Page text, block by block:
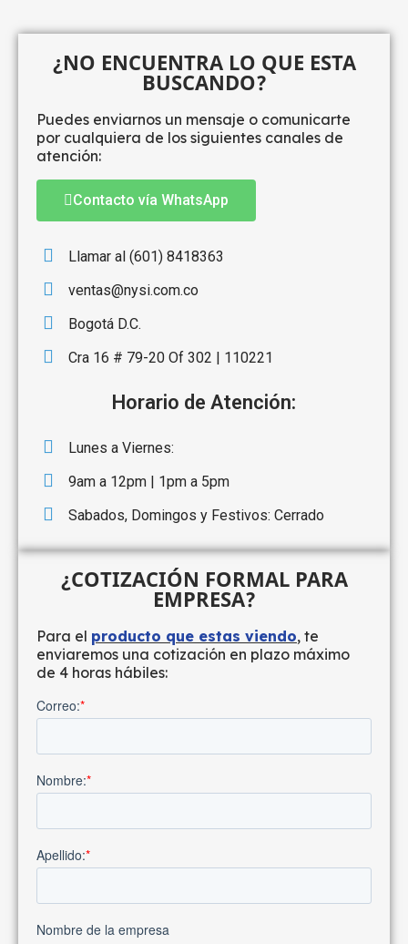
¿NO ENCUENTRA LO QUE ESTA
BUSCANDO?
Puedes enviarnos un mensaje o comunicarte
por cualquiera de los siguientes canales de
atención:
Contacto vía WhatsApp
Llamar al (601) 8418363
ventas@nysi.com.co
Bogotá D.C.
Cra 16 # 79-20 Of 302 | 110221
Horario de Atención:
Lunes a Viernes:
9am a 12pm | 1pm a 5pm
Sabados, Domingos y Festivos: Cerrado
¿COTIZACIÓN FORMAL PARA
EMPRESA?
Para el producto que estas viendo, te
enviaremos una cotización en plazo máximo
de 4 horas hábiles: